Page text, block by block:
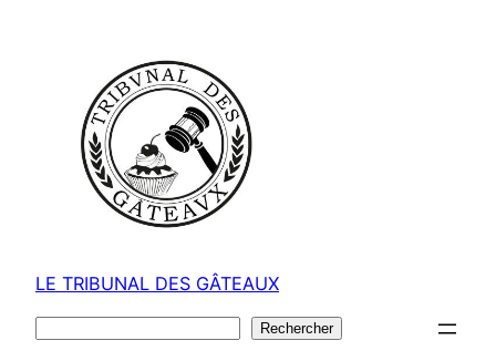
LE TRIBUNAL DES GÂTEAUX
Rechercher